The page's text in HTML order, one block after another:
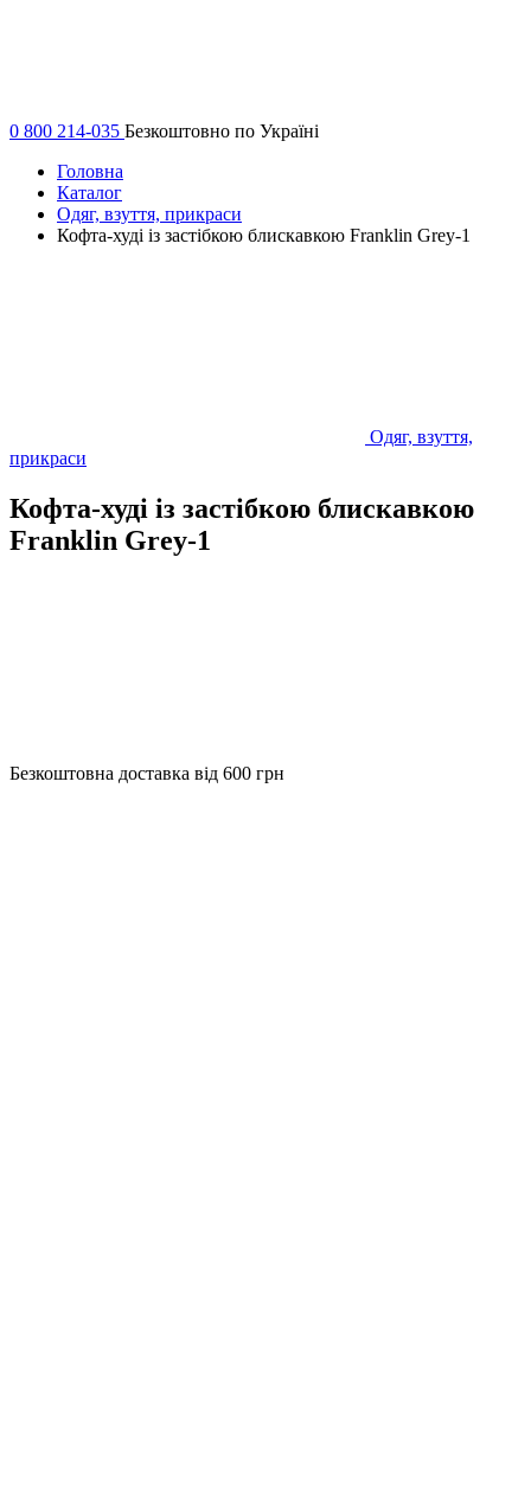
0 800 214-035 Безкоштовно по Україні
Головна
Каталог
Одяг, взуття, прикраси
Кофта-худі із застібкою блискавкою Franklin Grey-1
Одяг, взуття,
прикраси
Кофта-худі із застібкою блискавкою
Franklin Grey-1
Безкоштовна доставка від 600 грн